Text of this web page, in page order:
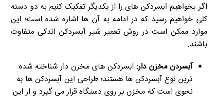
اگر بخواهیم آبسردکن های را از یکدیگر تفکیک کنیم به دو دسته
کلی خواهیم رسید که در ادامه به آن ها اشاره شده است؛ این
موارد ممکن است در روش تعمیر شیر آبسردکن اندکی متفاوت
باشند.
آبسردن مخزن دار:آبسردکن های مخزن دار شناخته شده
ترین نوع آبسردکن ها هستند؛ طراحی این آبسردکن ها به
نحوی است که مخزن بر روی دستگاه قرار می گیرد و از این